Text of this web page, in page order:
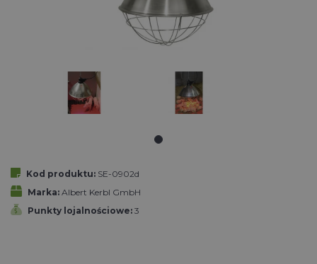
Kod produktu: SE-0902d
Marka: Albert Kerbl GmbH
Punkty lojalnościowe: 3